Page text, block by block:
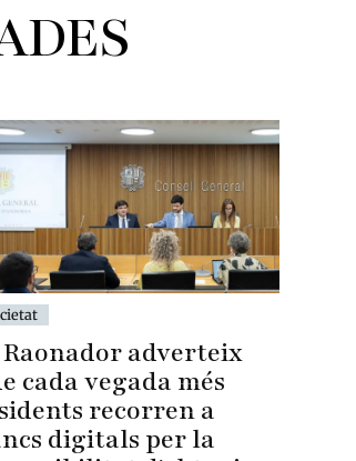
adverteix
cada vegada més
recorren a
digitals per la